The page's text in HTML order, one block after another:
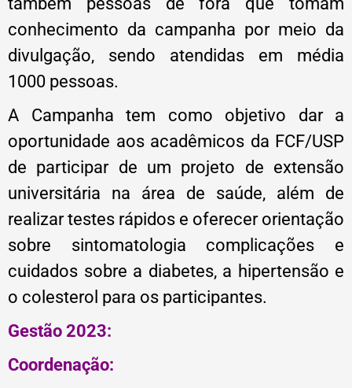
conhecimento da campanha por meio da
divulgação, sendo atendidas em média
1000 pessoas.
A Campanha tem como objetivo dar a
oportunidade aos acadêmicos da FCF/USP
de participar de um projeto de extensão
universitária na área de saúde, além de
realizar testes rápidos e oferecer orientação
sobre sintomatologia complicações e
cuidados sobre a diabetes, a hipertensão e
o colesterol para os participantes.
Gestão 2023:
Coordenação: